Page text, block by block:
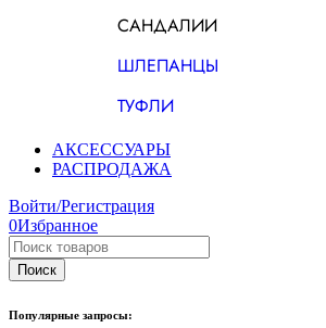
САНДАЛИИ
ШЛЕПАНЦЫ
ТУФЛИ
АКСЕССУАРЫ
РАСПРОДАЖА
Войти/Регистрация
0Избранное
Популярные запросы: